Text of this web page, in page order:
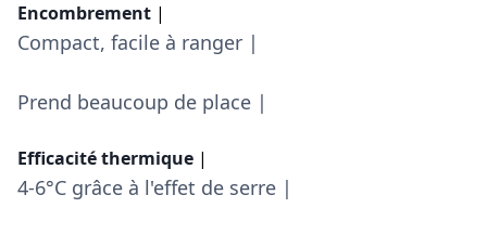
Encombrement |
Compact, facile à ranger |
Prend beaucoup de place |
Efficacité thermique |
4-6°C grâce à l'effet de serre |